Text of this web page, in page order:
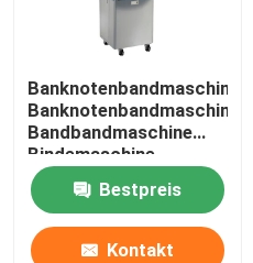
Banknotenbindmaschine
Banknotenbandmaschine
Münzsortiermaschine
Sonstige Bankprodukte
Banknotenbandmaschine
Banknotenbandmaschine
Bandbandmaschine
Bindemaschine
Automatische
Gurtmaschine
Gurtmaschine
Bestpreis
Kontakt